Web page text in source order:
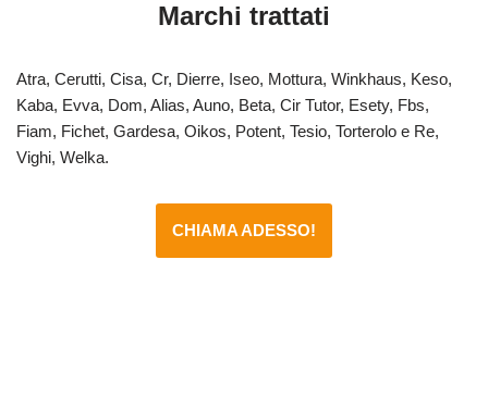
Marchi trattati
Atra, Cerutti, Cisa, Cr, Dierre, Iseo, Mottura, Winkhaus, Keso,
Kaba, Evva, Dom, Alias, Auno, Beta, Cir Tutor, Esety, Fbs,
Fiam, Fichet, Gardesa, Oikos, Potent, Tesio, Torterolo e Re,
Vighi, Welka.
CHIAMA ADESSO!